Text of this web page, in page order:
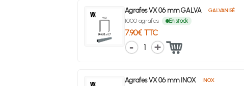
Agrafes VX 06 mm GALVA GALVANISÉ
1000 agrafes En stock
7.90€ TTC
1
Agrafes VX 06 mm INOX INOX